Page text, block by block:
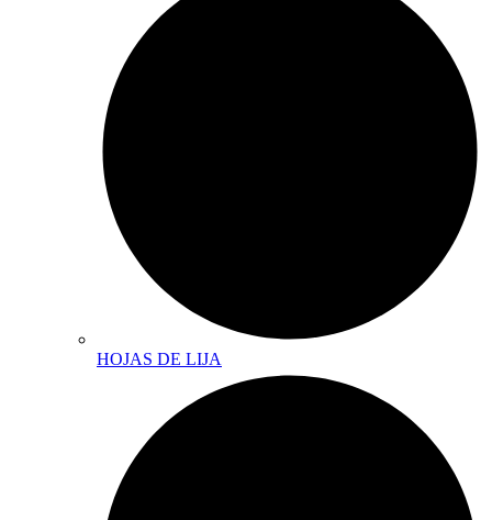
HOJAS DE LIJA